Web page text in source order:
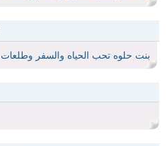
بنت حلوه تحب الحياه والسفر وطلعات